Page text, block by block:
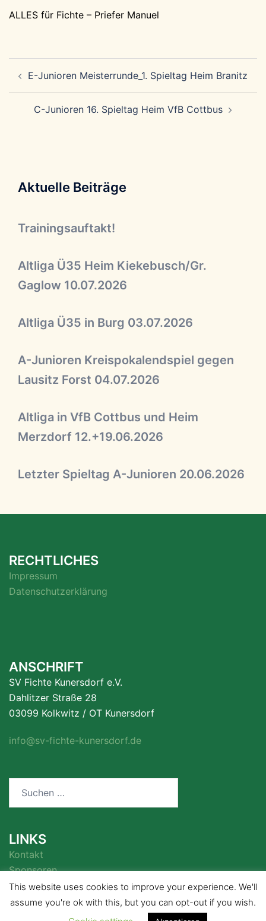
ALLES für Fichte – Priefer Manuel
E-Junioren Meisterrunde_1. Spieltag Heim Branitz
C-Junioren 16. Spieltag Heim VfB Cottbus
Aktuelle Beiträge
Trainingsauftakt!
Altliga Ü35 Heim Kiekebusch/Gr.
Gaglow 10.07.2026
Altliga Ü35 in Burg 03.07.2026
A-Junioren Kreispokalendspiel gegen
Lausitz Forst 04.07.2026
Altliga in VfB Cottbus und Heim
Merzdorf 12.+19.06.2026
Letzter Spieltag A-Junioren 20.06.2026
RECHTLICHES
Impressum
Datenschutzerklärung
ANSCHRIFT
SV Fichte Kunersdorf e.V.
Dahlitzer Straße 28
03099 Kolkwitz / OT Kunersdorf
info@sv-fichte-kunersdorf.de
LINKS
Kontakt
Sponsoren
This website uses cookies to improve your experience. We'll
assume you're ok with this, but you can opt-out if you wish.